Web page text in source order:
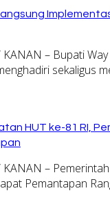
KANAN – Bupati
sekaligus
HUT ke-81 RI,
KANAN –
Pemantapan